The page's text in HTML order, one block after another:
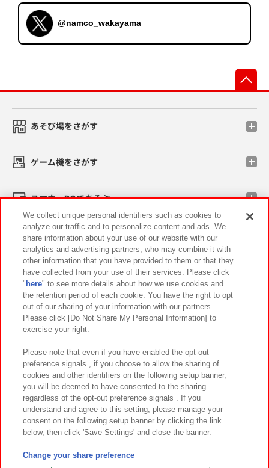
@namco_wakayama
あそび場をさがす
ゲーム機をさがす
スマホ・PCであそぶ
イベント・キャンペーン
関連会社 サステナビリティ サイトポリシー
プライバシーポリシー ウェブアクセシビリティ方針と検証結果
お取引先さまとともに
カスタマーハラスメント対応方針 よくあるご質問・お問い合わせ
©Bandai Namco Amusement Inc.
©Bandai Namco Amusement Lab Inc.
We collect unique personal identifiers such as cookies to
analyze our traffic and to personalize content and ads. We
share information about your use of our website with our
analytics and advertising partners, who may combine it with
other information that you have provided to them or that they
have collected from your use of their services. Please click
" here" to see more details about how we use cookies and
the retention period of each cookie. You have the right to opt
out of our sharing of your information with our partners.
Please click [Do Not Share My Personal Information] to
exercise your right.
Please note that even if you have enabled the opt-out
preference signals , if you choose to allow the sharing of
cookies and other identifiers on the following setup banner,
you will be deemed to have consented to the sharing
regardless of the opt-out preference signals . If you
understand and agree to this setting, please manage your
consent on the following setup banner by clicking the link
below, then click 'Save Settings' and close the banner.
Change your share preference